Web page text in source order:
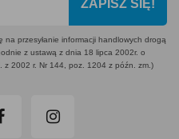
ZAPISZ SIĘ!
przesyłanie informacji handlowych drogą
z ustawą z dnia 18 lipca 2002r. o
z 2002 r. Nr 144, poz. 1204 z późn. zm.)